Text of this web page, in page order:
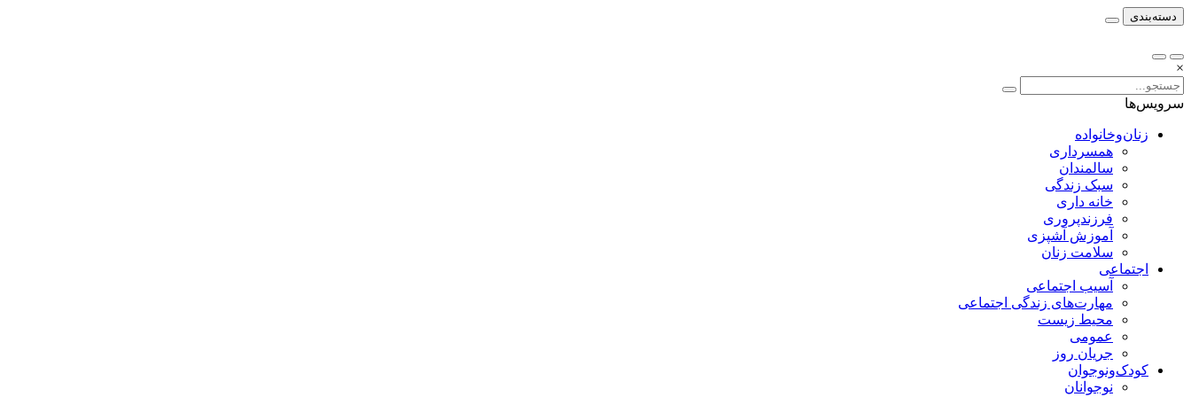
دسته‌بندی
×
سرویس‌ها
زنان‌وخانواده
همسرداری
سالمندان
سبک زندگی
خانه داری
فرزندپروری
آموزش آشپزی
سلامت زنان
اجتماعی
آسیب اجتماعی
مهارت‌های زندگی اجتماعی
محیط زیست
عمومی
جریان روز
کودک‌ونوجوان
نوجوانان